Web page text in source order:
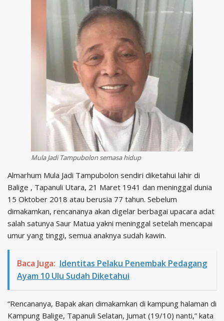
Mula Jadi Tampubolon semasa hidup
Almarhum Mula Jadi Tampubolon sendiri diketahui lahir di
Balige , Tapanuli Utara, 21 Maret 1941 dan meninggal dunia
15 Oktober 2018 atau berusia 77 tahun. Sebelum
dimakamkan, rencananya akan digelar berbagai upacara adat
salah satunya Saur Matua yakni meninggal setelah mencapai
umur yang tinggi, semua anaknya sudah kawin.
Baca Juga: Identitas Pelaku Penembak Pedagang
Ayam 10 Ulu Sudah Diketahui
“Rencananya, Bapak akan dimakamkan di kampung halaman di
Kampung Balige, Tapanuli Selatan, Jumat (19/10) nanti,” kata